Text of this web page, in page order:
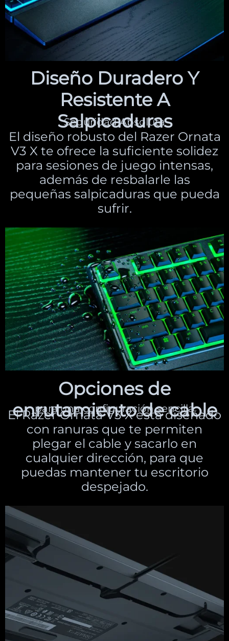
Diseño Duradero Y
Resistente A
Salpicaduras
Seguridad Absoluta
El diseño robusto del Razer Ornata
V3 X te ofrece la suficiente solidez
para sesiones de juego intensas,
además de resbalarle las
pequeñas salpicaduras que pueda
sufrir.
Opciones de
enrutamiento de cable
para una configuración sencilla
El Razer Ornata V3 X está diseñado
con ranuras que te permiten
plegar el cable y sacarlo en
cualquier dirección, para que
puedas mantener tu escritorio
despejado.